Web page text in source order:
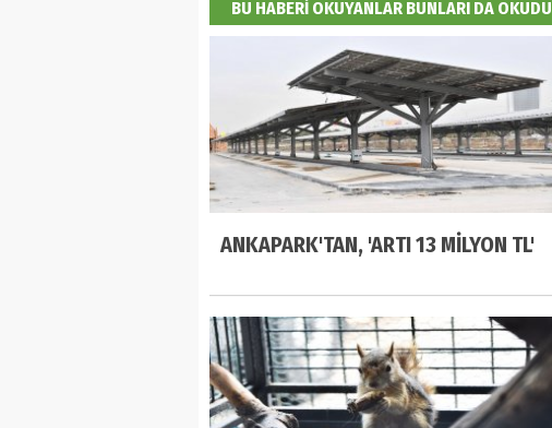
BU HABERİ OKUYANLAR BUNLARI DA OKUDU
ANKAPARK'TAN, 'ARTI 13 MİLYON TL'